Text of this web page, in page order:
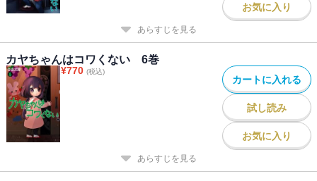
お気に入り
あらすじを見る
カヤちゃんはコワくない 6巻
¥770 (税込)
カートに入れる
試し読み
お気に入り
あらすじを見る